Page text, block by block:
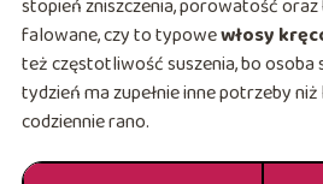
stopień zniszczenia, porowatość oraz
falowane, czy to typowewłosy
też częstotliwość suszenia, bo osoba
tydzień ma zupełnie inne potrzeby
codziennie rano.